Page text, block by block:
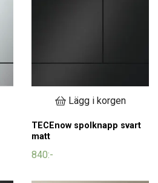
Lägg i korgen
TECEnow spolknapp svart
matt
840:-